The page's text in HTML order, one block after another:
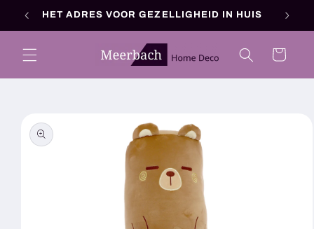
naar de
content
HET ADRES VOOR GEZELLIGHEID IN HUIS
Winkelwagen
direct naar